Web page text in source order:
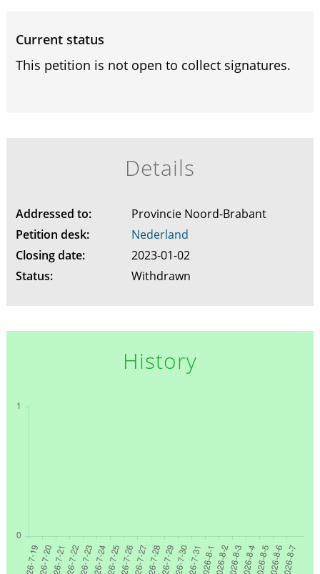
Current status
This petition is not open to collect signatures.
Details
Addressed to:
Provincie Noord-Brabant
Petition desk:
Nederland
Closing date:
2023-01-02
Status:
Withdrawn
History